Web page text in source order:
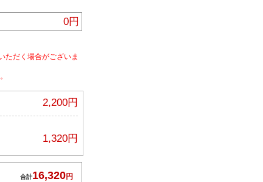
0円
ただく場合がございま
2,200円
1,320円
合計16,320円